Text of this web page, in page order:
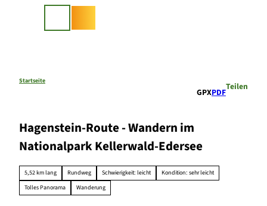
Startseite
GPXPDF
Teilen
Hagenstein-Route - Wandern im
Nationalpark Kellerwald-Edersee
5,52 km lang Rundweg Schwierigkeit: leicht
Kondition: sehr leicht
Tolles Panorama
Wanderung